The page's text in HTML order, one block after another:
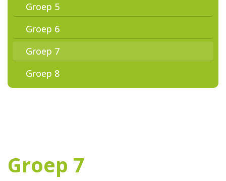
Groep 5
Groep 6
Groep 7
Groep 8
Groep 7